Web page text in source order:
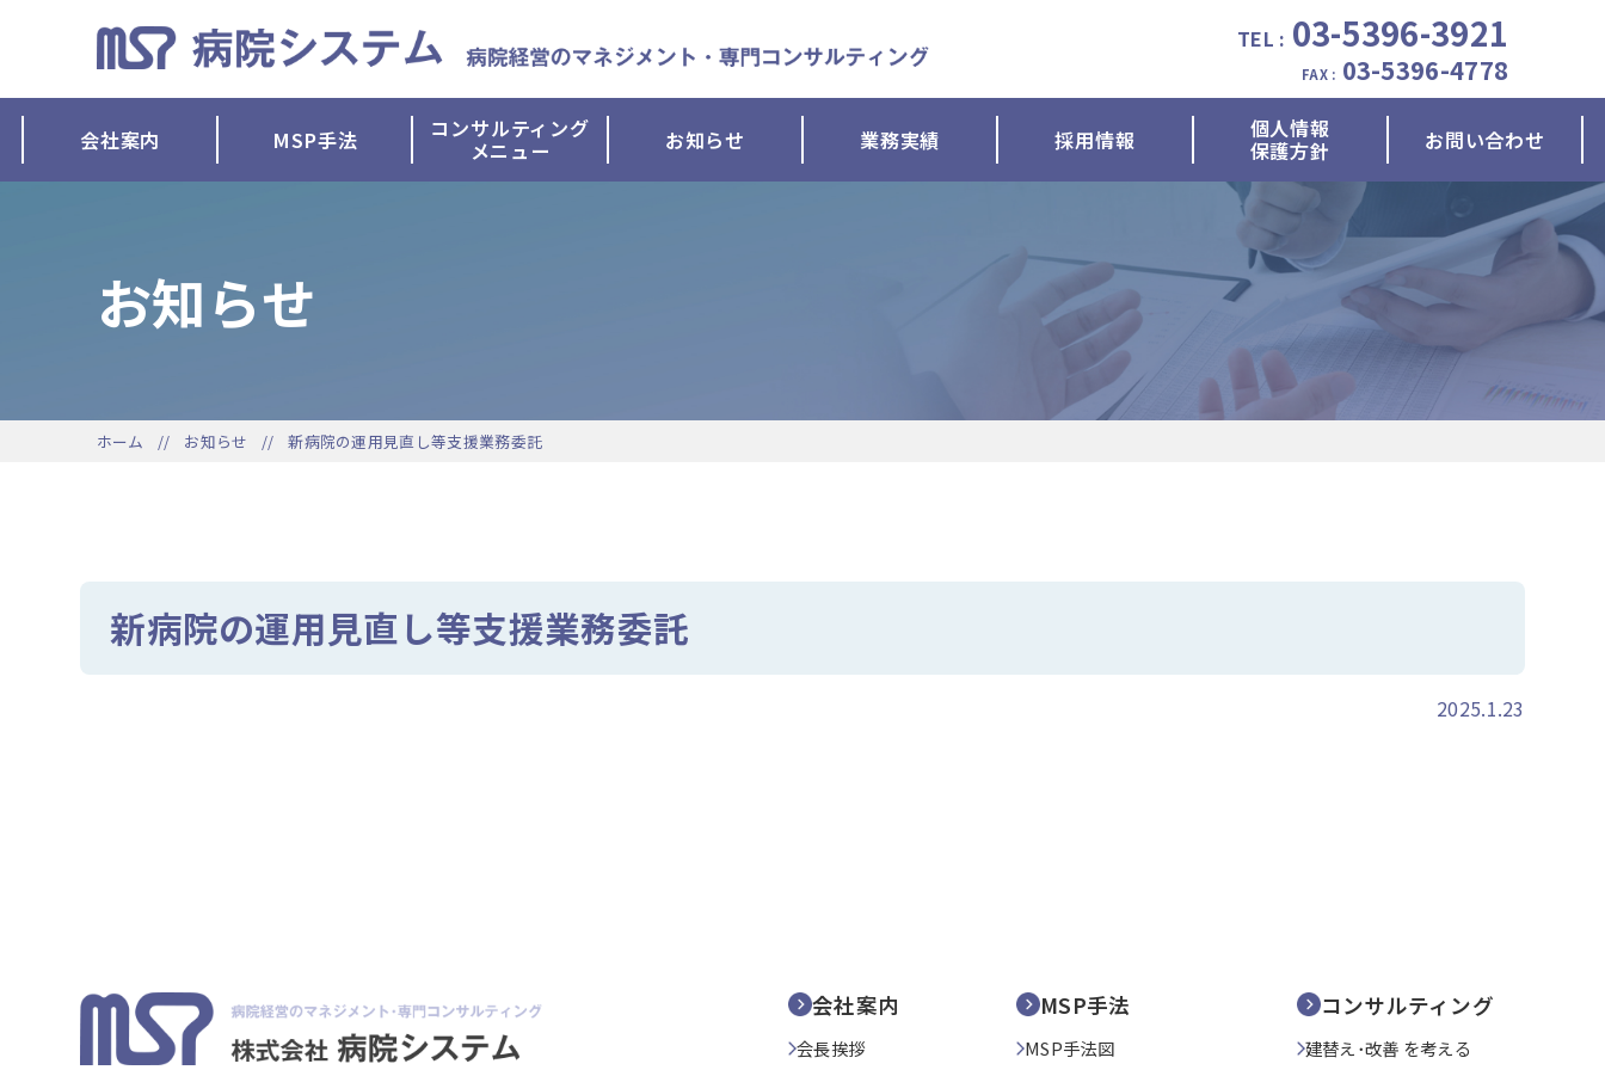
TEL : 03-5396-3921
FAX : 03-5396-4778
会社案内 MSP手法 コンサルティング
メニュー お知らせ 業務実績 採用情報 個人情報
保護方針 お問い合わせ
お知らせ
ホーム お知らせ 新病院の運用見直し等支援業務委託
新病院の運用見直し等支援業務委託
2025.1.23
会社案内
会長挨拶
MSP手法
MSP手法図
コンサルティング
建替え･改善 を考える